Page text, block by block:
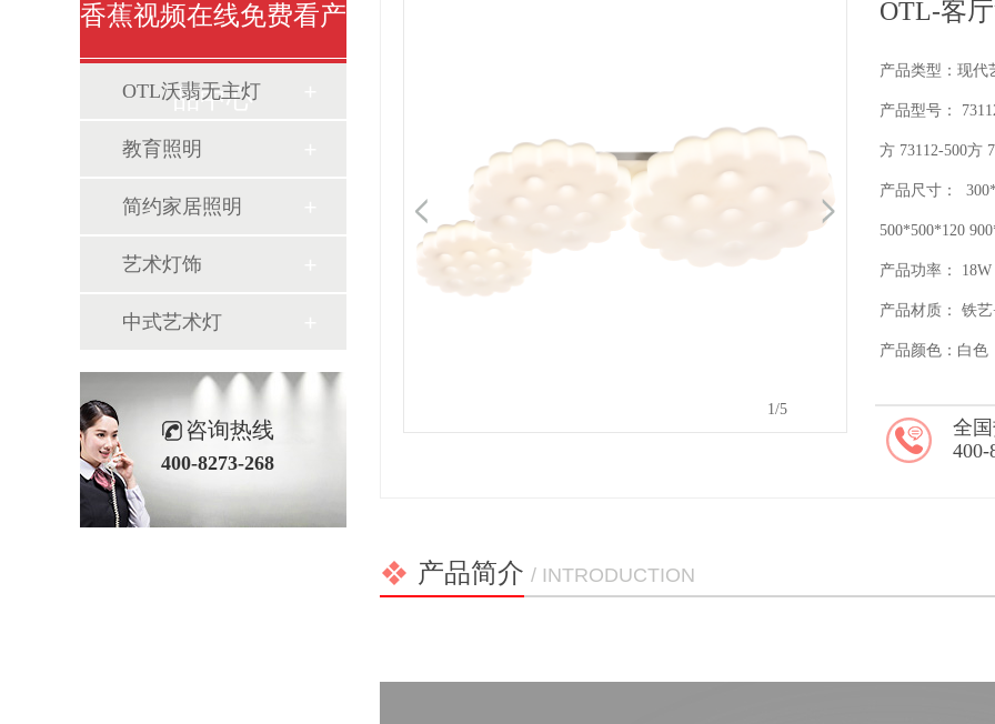
香蕉视频在线免费看产
品中心
OTL沃翡无主灯
教育照明
简约家居照明
艺术灯饰
中式艺术灯
咨询热线
400-8273-268
2/5
产品类型：现
产品型号：
方 73112-500方
产品尺寸：
500*500*120
产品功率：
产品材质： 铁
产品颜色：白色
全
400-
产品简介 / INTRODUCTION